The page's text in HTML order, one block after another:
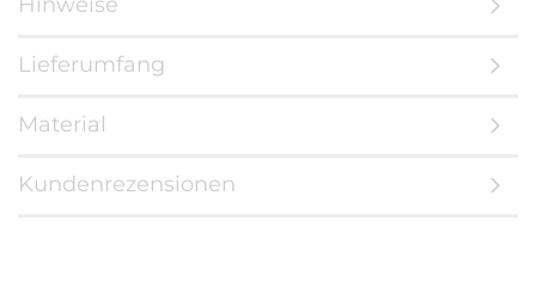
Lieferumfang
Material
Kundenrezensionen